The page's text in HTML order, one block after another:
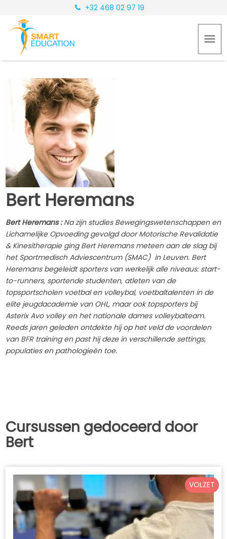
+32 468 02 97 19
Bert Heremans
Bert Heremans :Na zijn studies Bewegingswetenschappen en
Lichamelijke Opvoeding gevolgd door Motorische Revalidatie
& Kinesitherapie ging Bert Heremans meteen aan de slag bij
het Sportmedisch Adviescentrum (SMAC) in Leuven. Bert
Heremans begeleidt sporters van werkelijk alle niveaus: start-
to-runners, sportende studenten, atleten van de
topsportscholen voetbal en volleybal, voetbaltalenten in de
elite jeugdacademie van OHL, maar ook topsporters bij
Asterix Avo volley en het nationale dames volleybalteam.
Reeds jaren geleden ontdekte hij op het veld de voordelen
van BFR training en past hij deze in verschillende settings,
populaties en pathologieën toe.
Cursussen gedoceerd door
Bert
VOLZET